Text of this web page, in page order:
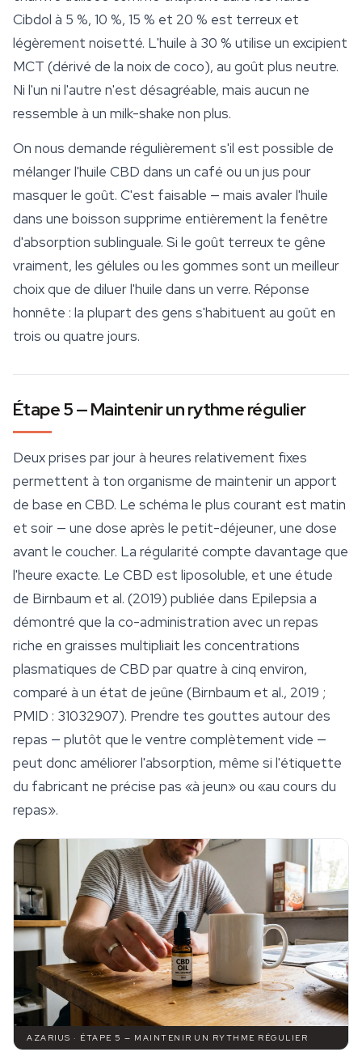
Cibdol à 5 %, 10 %, 15 % et 20 % est terreux et
légèrement noisetté. L'huile à 30 % utilise un excipient
MCT (dérivé de la noix de coco), au goût plus neutre.
Ni l'un ni l'autre n'est désagréable, mais aucun ne
ressemble à un milk-shake non plus.
On nous demande régulièrement s'il est possible de
mélanger l'huile CBD dans un café ou un jus pour
masquer le goût. C'est faisable — mais avaler l'huile
dans une boisson supprime entièrement la fenêtre
d'absorption sublinguale. Si le goût terreux te gêne
vraiment, les gélules ou les gommes sont un meilleur
choix que de diluer l'huile dans un verre. Réponse
honnête : la plupart des gens s'habituent au goût en
trois ou quatre jours.
Étape 5 — Maintenir un rythme régulier
Deux prises par jour à heures relativement fixes
permettent à ton organisme de maintenir un apport
de base en CBD. Le schéma le plus courant est matin
et soir — une dose après le petit-déjeuner, une dose
avant le coucher. La régularité compte davantage que
l'heure exacte. Le CBD est liposoluble, et une étude
de Birnbaum et al. (2019) publiée dans Epilepsia a
démontré que la co-administration avec un repas
riche en graisses multipliait les concentrations
plasmatiques de CBD par quatre à cinq environ,
comparé à un état de jeûne (Birnbaum et al., 2019 ;
PMID : 31032907). Prendre tes gouttes autour des
repas — plutôt que le ventre complètement vide —
peut donc améliorer l'absorption, même si l'étiquette
du fabricant ne précise pas «à jeun» ou «au cours du
repas».
AZARIUS · ÉTAPE 5 — MAINTENIR UN RYTHME RÉGULIER